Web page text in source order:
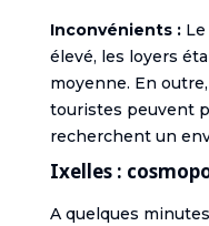
Inconvénients :Le
élevé, les loyers
moyenne. En
touristes peuvent
recherchent un
Ixelles :
A quelques